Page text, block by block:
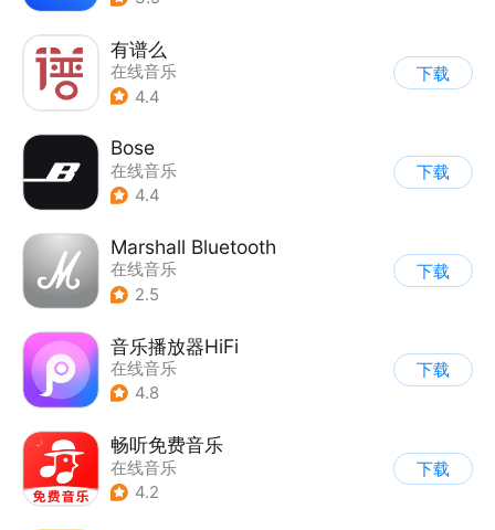
有谱么
在线音乐
4.4
下载
Bose
在线音乐
4.4
下载
Marshall Bluetooth
在线音乐
2.5
下载
音乐播放器HiFi
在线音乐
4.8
下载
畅听免费音乐
在线音乐
4.2
下载